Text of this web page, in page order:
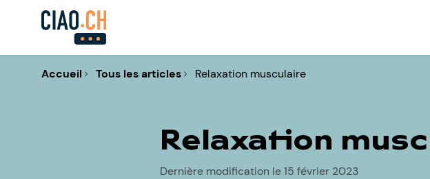
Accueil Tous les articles Relaxation musculaire
Relaxation
Dernière modification le 15 février 2023